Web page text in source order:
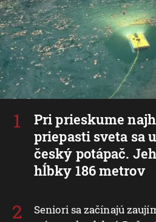
Pri prieskume
priepasti sveta sa
český potápač.
hĺbky 186 metrov
Seniori sa začínajú